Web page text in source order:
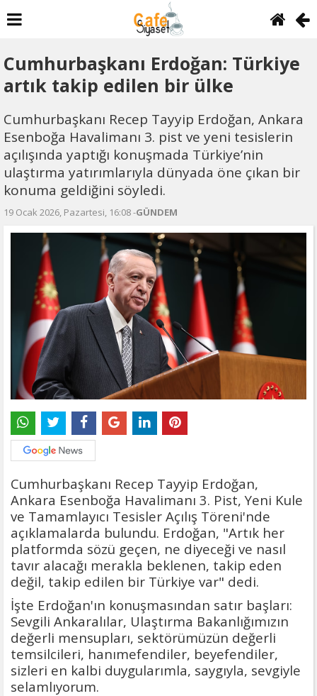
Cumhurbaşkanı Erdoğan: Türkiye
artık takip edilen bir ülke
Cumhurbaşkanı Recep Tayyip Erdoğan, Ankara
Esenboğa Havalimanı 3. pist ve yeni tesislerin
açılışında yaptığı konuşmada Türkiye’nin
ulaştırma yatırımlarıyla dünyada öne çıkan bir
konuma geldiğini söyledi.
19 Ocak 2026, Pazartesi, 16:08 -GÜNDEM
Cumhurbaşkanı Recep Tayyip Erdoğan,
Ankara Esenboğa Havalimanı 3. Pist, Yeni Kule
ve Tamamlayıcı Tesisler Açılış Töreni'nde
açıklamalarda bulundu. Erdoğan, "Artık her
platformda sözü geçen, ne diyeceği ve nasıl
tavır alacağı merakla beklenen, takip eden
değil, takip edilen bir Türkiye var" dedi.
İşte Erdoğan'ın konuşmasından satır başları:
Sevgili Ankaralılar, Ulaştırma Bakanlığımızın
değerli mensupları, sektörümüzün değerli
temsilcileri, hanımefendiler, beyefendiler,
sizleri en kalbi duygularımla, saygıyla, sevgiyle
selamlıyorum.